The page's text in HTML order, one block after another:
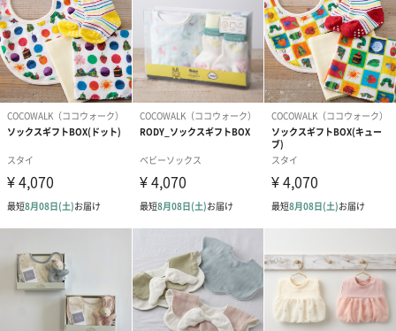
あり（280円）
メッセージカード（通常・写真・グリーティング）
誕生日や結婚祝い・出産祝いなど、様々なシーンのメッセージカ
ードを同梱します。
メッセージカードや封筒のデザインは一部変更する場合がありま
す。